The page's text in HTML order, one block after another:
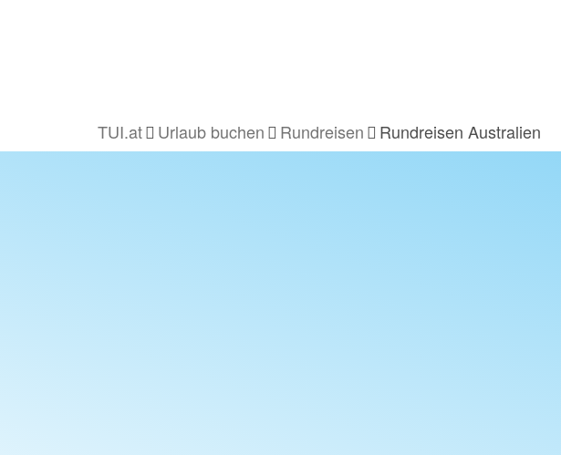
TUI.at Urlaub buchen Rundreisen Rundreisen Australien